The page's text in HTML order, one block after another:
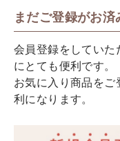
まだご登録がお
会員登録をしていた
にとても便利です。
お気に入り商品をご
利になります。